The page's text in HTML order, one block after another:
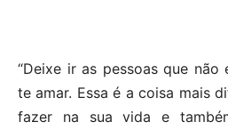
“Deixe ir as pessoas que não
te amar. Essa é a coisa mais
fazer na sua vida e